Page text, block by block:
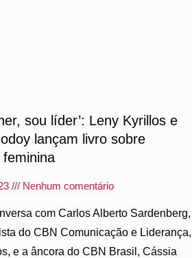
sou líder’: Leny Kyrillos e
lançam livro sobre
feminina
Nenhum comentário
com Carlos Alberto Sardenberg,
do CBN Comunicação e Liderança,
e a âncora do CBN Brasil, Cássia